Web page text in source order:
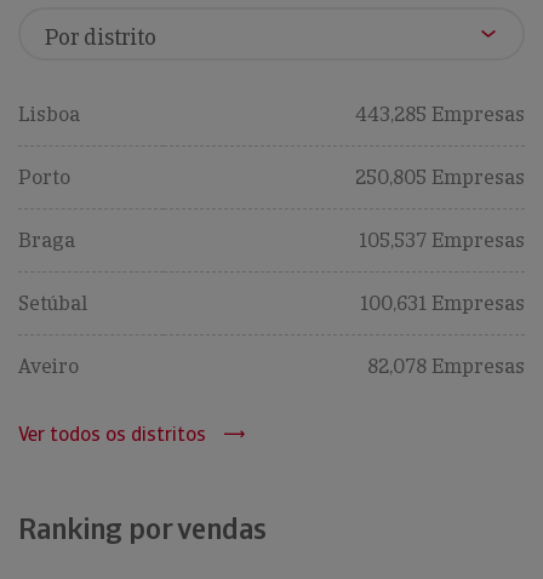
Lisboa 443,285 Empresas
Porto 250,805 Empresas
Braga 105,537 Empresas
Setúbal 100,631 Empresas
Aveiro 82,078 Empresas
Ver todos os distritos
Ranking por vendas